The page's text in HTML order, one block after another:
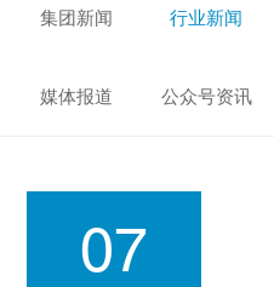
集万草® 完美宜生® 抖抖舒®
集团新闻 行业新闻
媒体报道 公众号资讯
07